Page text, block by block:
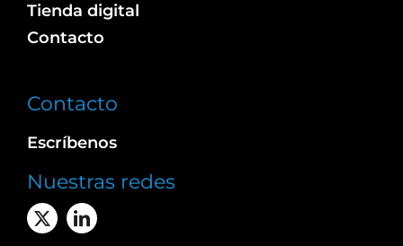
Tienda digital
Contacto
Contacto
Escríbenos
Nuestras redes